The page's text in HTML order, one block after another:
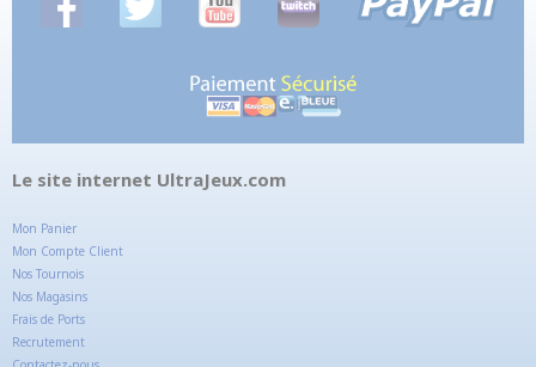
Le site internet UltraJeux.com
Mon Panier
Mon Compte Client
Nos Tournois
Nos Magasins
Frais de Ports
Recrutement